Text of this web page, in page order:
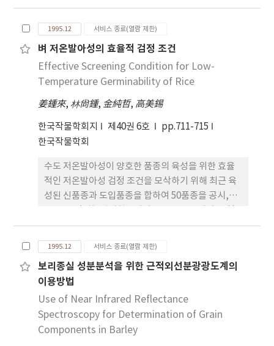
처리하지 않아도 2회(파종후 30일과 50일)에 실금갈
정도로 중간낙수만 하면 도복을 방지 할 수 있을 것으
원균 감염여부와 수발아성을 확인하고 아울러 휴면정
도와 발아성을 조사한 결과 수확기의 강우는 발아에
지장을 초래하여 '91년산의 제주산은 46∼71%의 수
준으로 불량하였다. 발아율이 낮은 제주산도 발아에
지장을 줄 정도의 병감염은 없었다. 강우피해보리는
포도당과 맥아당의 함량이 높았는데, 이는 곡립의 물
추정되었다. 제주산 강우피해보리에서 수발이후 휴면
하는 종자가 많음을 TZ발아능 예측검사에서 알 수 있
었으며 강우피해보리의 경우 저온발아시험에서 발아
었다. 수확후 12개월간 저장한 후에는 발아력이 향상
됨을 알 수 있었다. 이와 같은 현상으로 보아 발아불량
은 2차휴면의 결과로 보이며, 월동에 의한 저온처리
이상일 경우에는 5 에서 5일간 함수상태 예냉처리로,
발아력이 50%이하로 낮은 경우에는 gibberellic
수 있을 것으로 본다. 발아력과 휴면정도가 다양한
seed lot을 재료로 맥주보리의 발아력향상에 관한
예냉과 gibberellic acid 처리의 효과를 재 구명할 필
요가 있겠다.
1995.12 서비스 종료(열람 제한)
벼 저온발아성의 효율적 검정 조건
Effective Screening Condition for Low-
Temperature Germinability of Rice
姜鍾來,林尙鍾, 金純哲, 高美錫
한국작물학회지 제40권 6호
pp.711-715
한국작물학회
수도 저온발아성이 양호한 품종의 육성을 위한 효율
적인 저온발아성 검정 조건을 모삭하기 위해 최근 육
성된 신품종과 도입품종을 합하여 50품종을 공시,
간 발아시험을 실시한 바, 그 결과를 요약하면 다음과
같다. 1. 13 , 16 , 25 에서 발아시킨 50품종들의 발아
율 기초통계량 분석 결과, 13 11일 치상일에서 평균
발아율이 43.8%, 발아율의 절위가 92, 그리고 분산
이 748로 가장 높아 품종간 저온발아성의 차가 가장
현저한 조건이었다. 2. 13 11일 치상일의 발아율과 평
균발아일수, 발아계수와의 상관에서 고도의 상관이
검증되어 13 11일 치상일의 발아율로써 저온발아성
1995.12 서비스 종료(열람 제한)
보리종실 성분분석을 위한 근적외선분광광도계의
이용방법
Use of Near Infrared Reflectance
Spectroscopy for Determination of Grain
Components in Barley